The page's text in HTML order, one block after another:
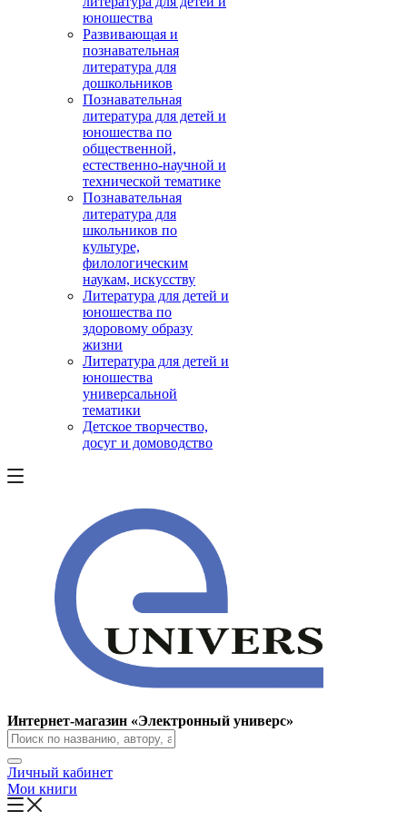
юношества
Развивающая и
познавательная
литература для
дошкольников
Познавательная
литература для детей и
юношества по
общественной,
естественно-научной и
технической тематике
Познавательная
литература для
школьников по
культуре,
филологическим
наукам, искусству
Литература для детей и
юношества по
здоровому образу
жизни
Литература для детей и
юношества
универсальной
тематики
Детское творчество,
досуг и домоводство
Интернет-магазин «Электронный универс»
Личный кабинет
Мои книги